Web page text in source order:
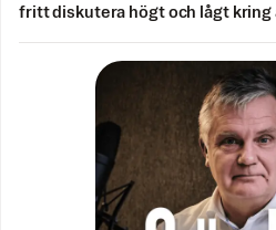
fritt diskutera högt och lågt kring